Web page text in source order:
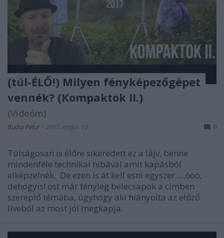
(túl-ÉLŐ!) Milyen fényképezőgépet
vennék? (Kompaktok II.)
(Videóm)
Budai Petur • 2017. május 12. 0
Túlságosan is élőre sikeredett ez a lájv, benne
mindenféle technikai hibával amit kapásból
elképzelnék. De ezen is át kell esni egyszer.....ööö,
dehogyis! ost már tényleg belecsapok a címben
szereplő témába, úgyhogy aki hiányolta az előző
liveból az most jól megkapja.